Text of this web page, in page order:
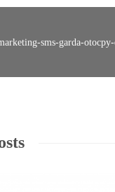
sms-garda-